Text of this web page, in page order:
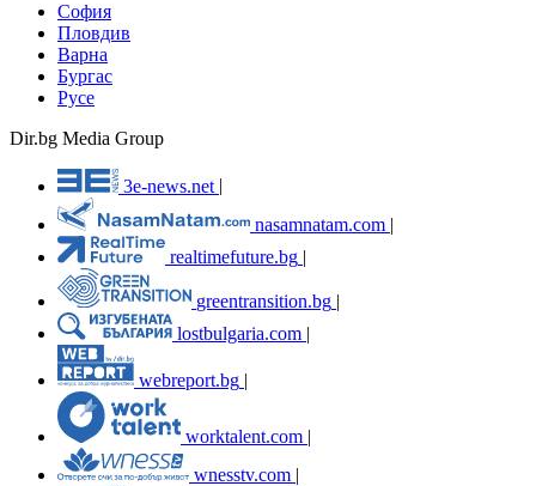
София
Пловдив
Варна
Бургас
Русе
Dir.bg Media Group
3e-news.net
nasamnatam.com |
realtimefuture.bg |
greentransition.bg |
lostbulgaria.com |
webreport.bg
worktalent.com |
wnesstv.com |